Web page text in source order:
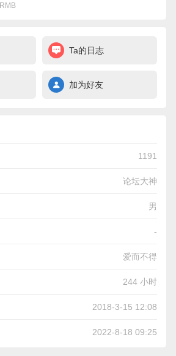
RMB
Ta的日志
加为好友
1191
论坛大神
男
-
爱而不得
244 小时
2018-3-15 12:08
2022-8-18 09:25